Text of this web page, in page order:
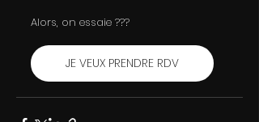
Alors, on essaie ???
JE VEUX PRENDRE RDV